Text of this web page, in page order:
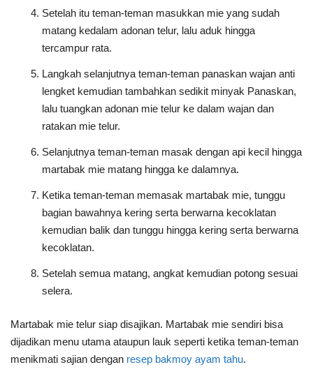
Setelah itu teman-teman masukkan mie yang sudah
matang kedalam adonan telur, lalu aduk hingga
tercampur rata.
Langkah selanjutnya teman-teman panaskan wajan anti
lengket kemudian tambahkan sedikit minyak Panaskan,
lalu tuangkan adonan mie telur ke dalam wajan dan
ratakan mie telur.
Selanjutnya teman-teman masak dengan api kecil hingga
martabak mie matang hingga ke dalamnya.
Ketika teman-teman memasak martabak mie, tunggu
bagian bawahnya kering serta berwarna kecoklatan
kemudian balik dan tunggu hingga kering serta berwarna
kecoklatan.
Setelah semua matang, angkat kemudian potong sesuai
selera.
Martabak mie telur siap disajikan. Martabak mie sendiri bisa
dijadikan menu utama ataupun lauk seperti ketika teman-teman
menikmati sajian dengan resep bakmoy ayam tahu.